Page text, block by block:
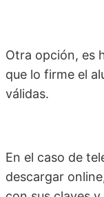
Otra opción, es
que lo firme el
válidas.
En el caso de
descargar